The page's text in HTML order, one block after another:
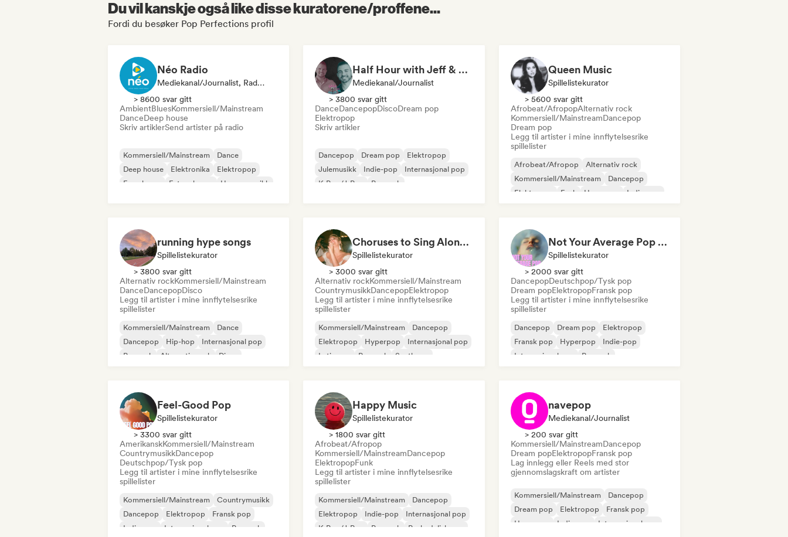
Du vil kanskje også like disse kuratorene/proffene...
Fordi du besøker Pop Perfections profil
Néo Radio
Mediekanal/journalist, Radio-Stasjon
> 8600 svar gitt
AmbientBluesKommersiell/Mainstream
DanceDeep house
Skriv artiklerSend artister på radio
Kommersiell/Mainstream
Dance
Deep house
Elektronika
Elektropop
Fransk pop
Future house House-musikk
Half Hour with Jeff & Richie (An Entertainment Podcast)
Mediekanal/journalist
> 3800 svar gitt
DanceDancepopDiscoDream pop
Elektropop
Skriv artikler
Dancepop Dream pop
Elektropop
Julemusikk
Indie-pop
Internasjonal pop
K-Pop/J-Pop
Poprock
Queen Music
Spillelistekurator
> 5600 svar gitt
Afrobeat/AfropopAlternativ rock
Kommersiell/MainstreamDancepop
Dream pop
Legg til artister i mine innflytelsesrike
spillelister
Afrobeat/Afropop
Alternativ rock
Kommersiell/Mainstream
Dancepop
Elektropop
Funk Hyperpop Indie-pop
running hype songs
Spillelistekurator
> 3800 svar gitt
Alternativ rockKommersiell/Mainstream
DanceDancepopDisco
Legg til artister i mine innflytelsesrike
spillelister
Kommersiell/Mainstream
Dance
Dancepop
Hip-hop
Internasjonal pop
Poprock
Alternativ rock Disco
Choruses to Sing Along To
Spillelistekurator
> 3000 svar gitt
Alternativ rockKommersiell/Mainstream
CountrymusikkDancepopElektropop
Legg til artister i mine innflytelsesrike
spillelister
Kommersiell/Mainstream
Dancepop
Elektropop
Hyperpop
Internasjonal pop
Latin pop
Poprock Synthpop
Not Your Average Pop 🛸 Art Pop, Alt-Pop & Indie Pop
Spillelistekurator
> 2000 svar gitt
DancepopDeutschpop/Tysk pop
Dream popElektropopFransk pop
Legg til artister i mine innflytelsesrike
spillelister
Dancepop Dream pop
Elektropop
Fransk pop
Hyperpop
Indie-pop
Internasjonal pop
Poprock
Feel-Good Pop
Spillelistekurator
> 3300 svar gitt
AmerikanskKommersiell/Mainstream
CountrymusikkDancepop
Deutschpop/Tysk pop
Legg til artister i mine innflytelsesrike
spillelister
Kommersiell/Mainstream
Countrymusikk
Dancepop
Elektropop
Fransk pop
Indie-pop
Internasjonal pop Poprock
Happy Music
Spillelistekurator
> 1800 svar gitt
Afrobeat/Afropop
Kommersiell/MainstreamDancepop
ElektropopFunk
Legg til artister i mine innflytelsesrike
spillelister
Kommersiell/Mainstream
Dancepop
Elektropop
Indie-pop
Internasjonal pop
K-Pop/J-Pop
Poprock Psykedelisk pop
navepop
Mediekanal/journalist
> 200 svar gitt
Kommersiell/MainstreamDancepop
Dream popElektropopFransk pop
Lag innlegg eller Reels med stor
gjennomslagskraft om artister
Kommersiell/Mainstream
Dancepop
Dream pop
Elektropop
Fransk pop
Hyperpop
Indie-pop Internasjonal pop